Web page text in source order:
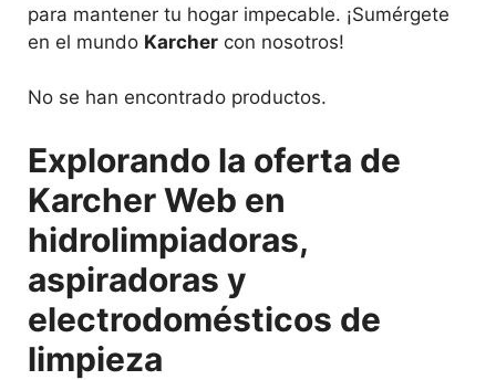
para mantener tu hogar impecable. ¡Sumérgete
en el mundo Karcher con nosotros!
No se han encontrado productos.
Explorando la oferta de
Karcher Web en
hidrolimpiadoras,
aspiradoras y
electrodomésticos de
limpieza